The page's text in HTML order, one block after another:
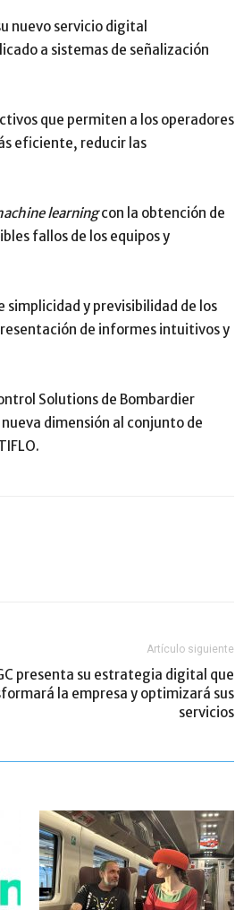
nuevo servicio digital
a sistemas de señalización
que permiten a los operadores
eficiente, reducir las
learningcon la obtención de
fallos de los equipos y
simplicidad y previsibilidad de los
de informes intuitivos y
Solutions de Bombardier
dimensión al conjunto de
Artículo siguiente
presenta su estrategia digital que
la empresa y optimizará sus
servicios